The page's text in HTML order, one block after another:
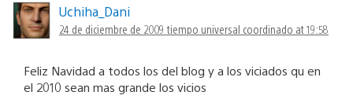
Uchiha_Dani
24 de diciembre de 2009 tiempo universal coordinado at 19:58
Feliz Navidad a todos los del blog y a los viciados qu en
el 2010 sean mas grande los vicios